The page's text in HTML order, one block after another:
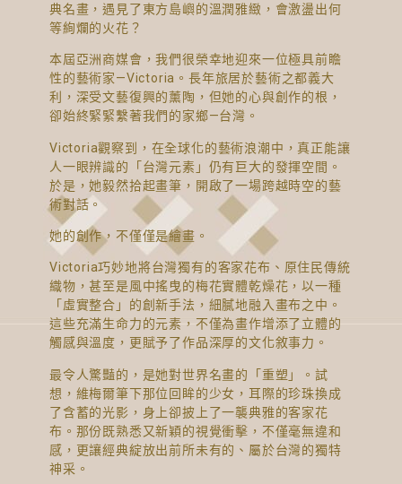
典名畫，遇見了東方島嶼的溫潤雅緻，會激盪出何
等絢爛的火花？
本屆亞洲商媒會，我們很榮幸地迎來一位極具前瞻
性的藝術家—Victoria。長年旅居於藝術之都義大
利，深受文藝復興的薰陶，但她的心與創作的根，
卻始終緊緊繫著我們的家鄉—台灣。
Victoria觀察到，在全球化的藝術浪潮中，真正能讓
人一眼辨識的「台灣元素」仍有巨大的發揮空間。
於是，她毅然拾起畫筆，開啟了一場跨越時空的藝
術對話。
她的創作，不僅僅是繪畫。
Victoria巧妙地將台灣獨有的客家花布、原住民傳統
織物，甚至是風中搖曳的梅花實體乾燥花，以一種
「虛實整合」的創新手法，細膩地融入畫布之中。
這些充滿生命力的元素，不僅為畫作增添了立體的
觸感與溫度，更賦予了作品深厚的文化敘事力。
最令人驚豔的，是她對世界名畫的「重塑」。試
想，維梅爾筆下那位回眸的少女，耳際的珍珠換成
了含蓄的光影，身上卻披上了一襲典雅的客家花
布。那份既熟悉又新穎的視覺衝擊，不僅毫無違和
感，更讓經典綻放出前所未有的、屬於台灣的獨特
神采。